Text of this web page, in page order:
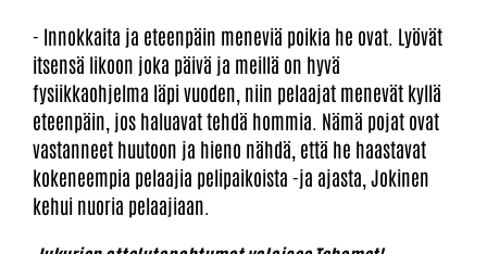
- Innokkaita ja eteenpäin meneviä poikia he ovat. Lyövät
itsensä likoon joka päivä ja meillä on hyvä
fysiikkaohjelma läpi vuoden, niin pelaajat menevät kyllä
eteenpäin, jos haluavat tehdä hommia. Nämä pojat ovat
vastanneet huutoon ja hieno nähdä, että he haastavat
kokeneempia pelaajia pelipaikoista -ja ajasta, Jokinen
kehui nuoria pelaajiaan.